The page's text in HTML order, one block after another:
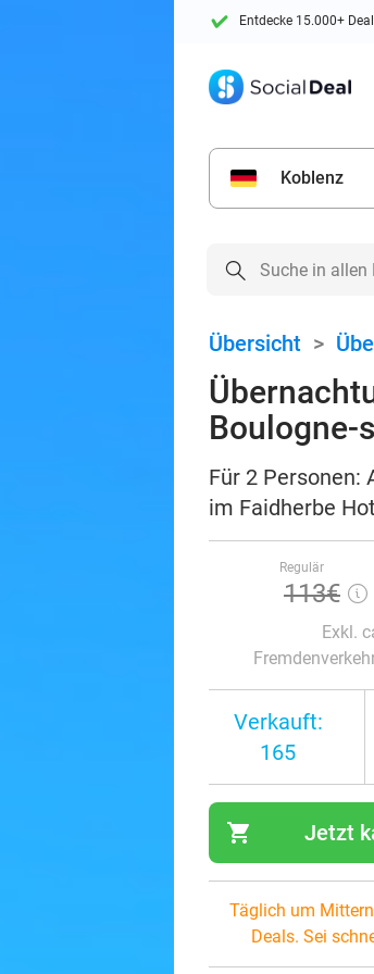
Entdecke 15.000+
Koblenz
Übersicht >
Boulogne-
Für 2 Personen:
im Faidherbe
Regulär
113€
Exkl.
Verkauft:
165
shopping_cart Jetzt
Täglich um
Deals. Sei